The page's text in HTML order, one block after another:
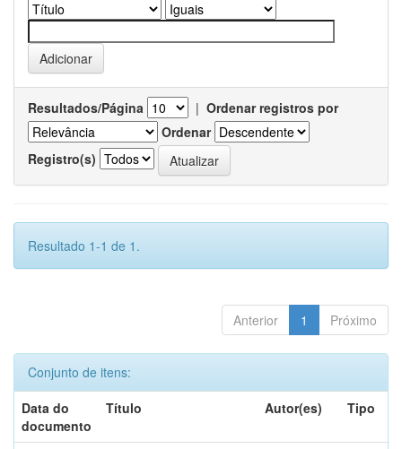
Resultados/Página | Ordenar registros por
Ordenar
Registro(s)
Resultado 1-1 de 1.
Anterior 1 Próximo
Conjunto de itens:
Data do
documento
Título Autor(es) Tipo